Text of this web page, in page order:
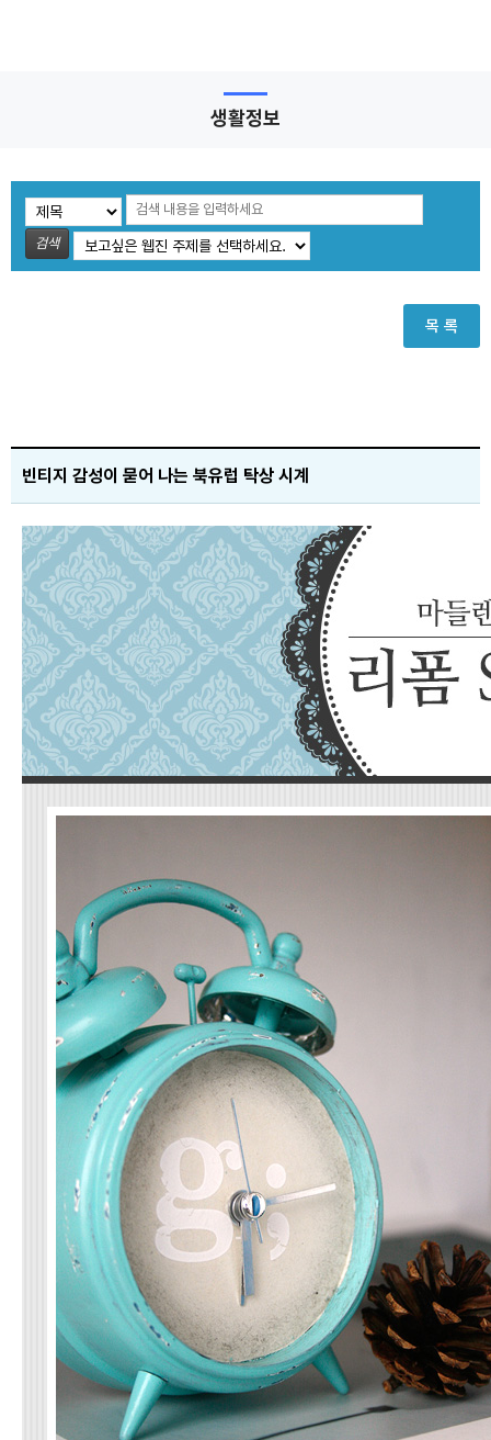
생활정보
검색
목 록
빈티지 감성이 묻어 나는 북유럽 탁상 시계